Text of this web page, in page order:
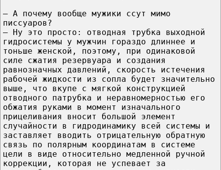
— А почему вообще мужики ссут мимо
писсуаров?
— Ну это просто: отводная трубка выходной
гидросистемы у мужчин гораздо длиннее и
тоньше женской, поэтому, при одинаковой
силе сжатия резервуара и создания
равнозначных давлений, скорость истечения
рабочей жидкости из сопла будет значительно
выше, что вкупе с мягкой конструкцией
отводного патрубка и неравномерностью его
обжатия руками в момент изначального
прицеливания вносит большой элемент
случайности в гидродинамику всей системы и
заставляет вводить отрицательную обратную
связь по полярным координатам в системе
цели в виде относительно медленной ручной
коррекции, которая не успевает за